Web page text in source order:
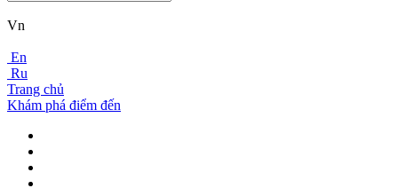
Vn
En
Ru
Trang chủ
Khám phá điểm đến